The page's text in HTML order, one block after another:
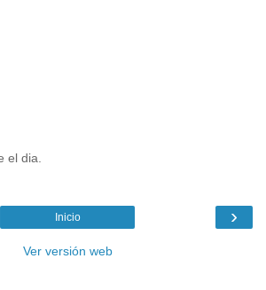
el dia.
›
Inicio
Ver versión web